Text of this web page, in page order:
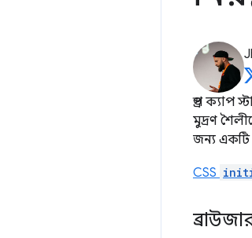
ড্রপ ক্যাপ
মুদ্রণ
জন্য একটি
CSS